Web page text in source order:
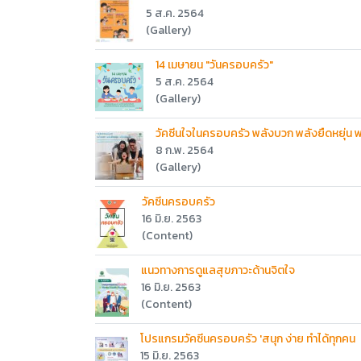
5 ส.ค. 2564
(Gallery)
14 เมษายน "วันครอบครัว"
5 ส.ค. 2564
(Gallery)
วัคซีนใจในครอบครัว พลังบวก พลังยืดหยุ่น
8 ก.พ. 2564
(Gallery)
วัคซีนครอบครัว
16 มิ.ย. 2563
(Content)
แนวทางการดูแลสุขภาวะด้านจิตใจ
16 มิ.ย. 2563
(Content)
โปรแกรมวัคซีนครอบครัว 'สนุก ง่าย ทำได้ทุกคน
15 มิ.ย. 2563